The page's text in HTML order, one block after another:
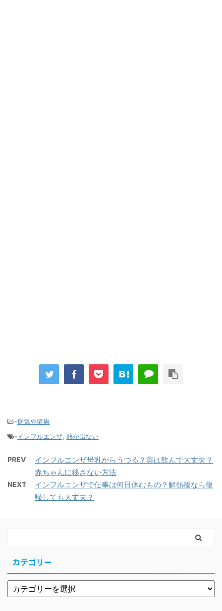
-病気や健康
-インフルエンザ, 熱が出ない
PREV
インフルエンザ母乳からうつる？薬は飲んで大丈夫？
赤ちゃんに移さない方法
NEXT
インフルエンザで仕事は何日休むもの？解熱後なら復
帰しても大丈夫？
カテゴリー